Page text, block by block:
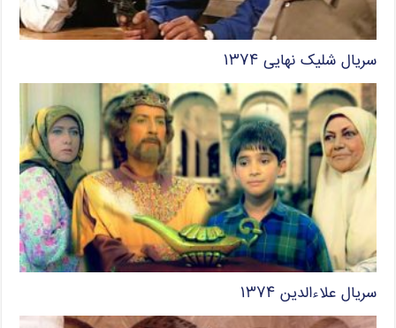
سریال شلیک نهایی ۱۳۷۴
سریال علاءالدین ۱۳۷۴